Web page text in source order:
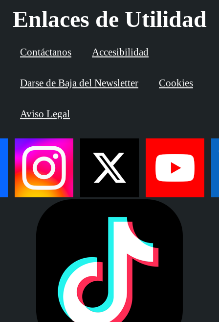
Enlaces de Utilidad
Contáctanos Accesibilidad
Darse de Baja del Newsletter Cookies
Aviso Legal